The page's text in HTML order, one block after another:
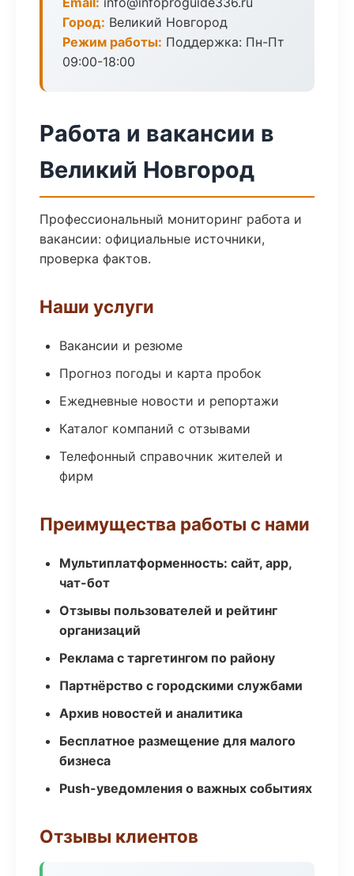
Город: Великий Новгород
Режим работы: Поддержка: Пн-Пт
09:00-18:00
Работа и вакансии в
Великий Новгород
Профессиональный мониторинг работа и
вакансии: официальные источники,
проверка фактов.
Наши услуги
Вакансии и резюме
Прогноз погоды и карта пробок
Ежедневные новости и репортажи
Каталог компаний с отзывами
Телефонный справочник жителей и
фирм
Преимущества работы с нами
Мультиплатформенность: сайт, app,
чат-бот
Отзывы пользователей и рейтинг
организаций
Реклама с таргетингом по району
Партнёрство с городскими службами
Архив новостей и аналитика
Бесплатное размещение для малого
бизнеса
Push-уведомления о важных событиях
Отзывы клиентов